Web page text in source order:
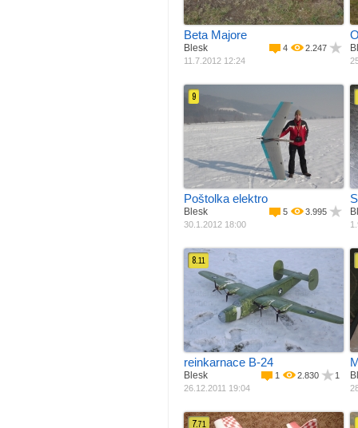
Beta Majore
4 2.247
Blesk
11.7.2012 12:24
Materiál
Polystyren + balza
Elektro motor
Rozpětí
2050 mm
Délka
900 mm
Váha
2300 g
Plocha křídla
80 dm2
9
Poštolka elektro
5 3.995
Blesk
30.1.2012 18:00
Materiál
Polystyren + balza
Pohon
Elektro motor
Rozpětí
1800 mm
Délka
1200 mm
Váha
2000 g
Plocha křídla 31 dm
8.11
reinkarnace B-24
1 2.830 1
Blesk
26.12.2011 19:04
7.71